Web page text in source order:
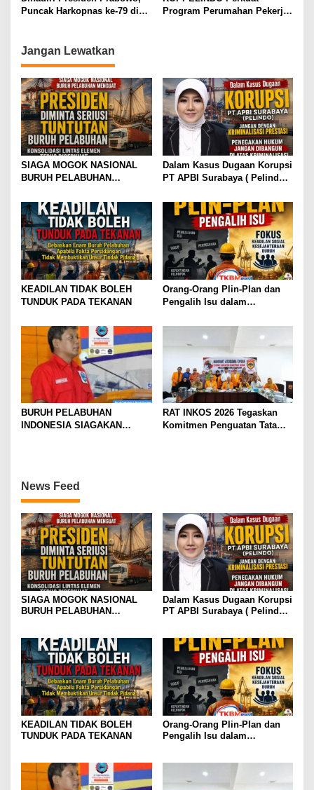
Bergizi Gratis
Puncak Harkopnas ke-79 di
Jadi Tonggak Kebangkitan
Ekonomi Rakyat
Program Perumahan Pekerja,
Jangan Lewatkan
SIAGA MOGOK NASIONAL
BURUH PELABUHAN
DIMINTA SERIUSI TUNTUTAN
BURUH PELABUHAN,
KONSOLIDASI LINTAS
ELEMEN DEWAN BURUH
PELABUHAN INDONESIA
TERUS DIPERKUAT
Dalam Kasus Dugaan Korupsi
PT APBI Surabaya ( Pelindo
Prestasi Penegakan Hukum
Jangan Dibangun di Atas
Kriminalisasi
KEADILAN TIDAK BOLEH
TUNDUK PADA TEKANAN
Orang-Orang Plin-Plan dan
Pengalih Isu dalam
BURUH PELABUHAN
INDONESIA SIAGAKAN
RAT INKOS 2026 Tegaskan
Komitmen Penguatan Tata
News Feed
SIAGA MOGOK NASIONAL
BURUH PELABUHAN
BURUH PELABUHAN,
KONSOLIDASI LINTAS
ELEMEN DEWAN BURUH
PELABUHAN INDONESIA
TERUS DIPERKUAT
Dalam Kasus Dugaan Korupsi
PT APBI Surabaya ( Pelindo
Jangan Dibangun di Atas
Kriminalisasi
KEADILAN TIDAK BOLEH
TUNDUK PADA TEKANAN
Orang-Orang Plin-Plan dan
Pengalih Isu dalam